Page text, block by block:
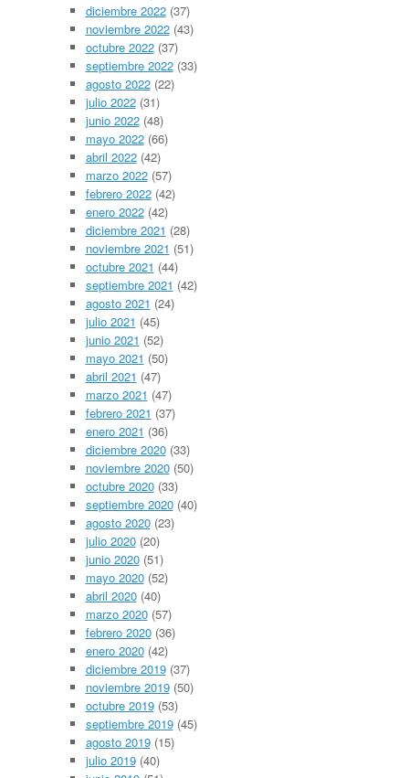
diciembre 2022(37)
noviembre 2022(43)
octubre 2022(37)
septiembre 2022(33)
agosto 2022(22)
julio 2022(31)
junio 2022(48)
mayo 2022(66)
abril 2022(42)
marzo 2022(57)
febrero 2022(42)
enero 2022(42)
diciembre 2021 (28)
noviembre 2021 (51)
octubre 2021 (44)
septiembre 2021 (42)
agosto 2021 (24)
julio 2021 (45)
junio 2021 (52)
mayo 2021 (50)
abril 2021 (47)
marzo 2021 (47)
febrero 2021 (37)
enero 2021 (36)
diciembre 2020(33)
noviembre 2020(50)
octubre 2020(33)
septiembre 2020(40)
agosto 2020(23)
julio 2020(20)
junio 2020(51)
mayo 2020(52)
abril 2020(40)
marzo 2020(57)
febrero 2020(36)
enero 2020(42)
diciembre 2019(37)
noviembre 2019(50)
octubre 2019(53)
septiembre 2019(45)
agosto 2019(15)
julio 2019(40)